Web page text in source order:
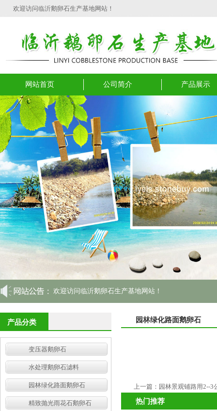
欢迎访问临沂鹅卵石生产基地网站！
网站首页 公司简介 产品展示
欢迎访问临沂鹅卵石生产基地网站！
产品分类
变压器鹅卵石
水处理鹅卵石滤料
园林绿化路面鹅卵石
精致抛光雨花石鹅卵石
园林绿化路面鹅卵石
上一篇： 园林景观铺路用2--3
热门推荐